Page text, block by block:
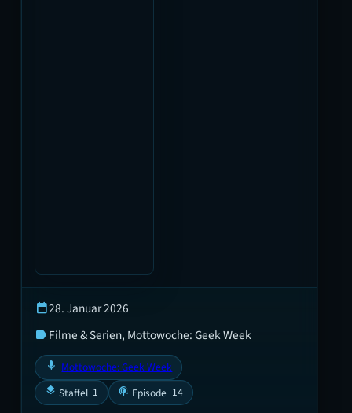
calendar_today28. Januar 2026
labelFilme & Serien, Mottowoche: Geek Week
mic Mottowoche: Geek Week
layers Staffel 1 podcasts Episode 14